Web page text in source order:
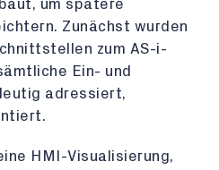
um spätere
Zunächst wurden
zum AS-i-
Ein- und
adressiert,
HMI-Visualisierung,